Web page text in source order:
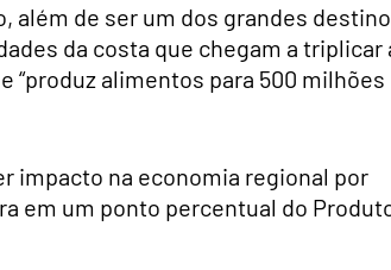
além de ser um dos grandes
da costa que chegam a triplicar
“produz alimentos para 500 milhões
impacto na economia regional por
em um ponto percentual do